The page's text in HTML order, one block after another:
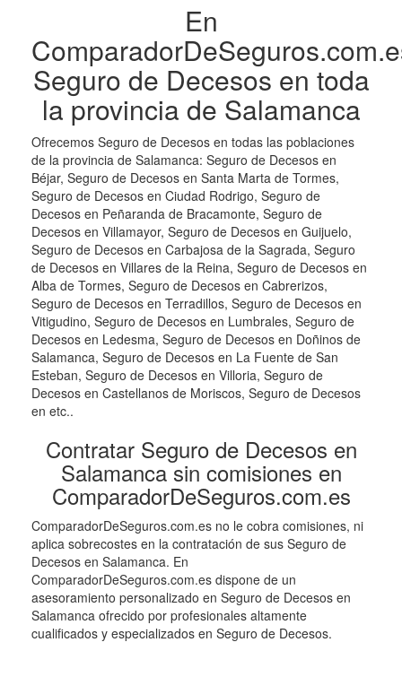
En
Seguro de Decesos en toda
la provincia de Salamanca
Ofrecemos Seguro de Decesos en todas las poblaciones
de la provincia de Salamanca: Seguro de Decesos en
Béjar, Seguro de Decesos en Santa Marta de Tormes,
Seguro de Decesos en Ciudad Rodrigo, Seguro de
Decesos en Peñaranda de Bracamonte, Seguro de
Decesos en Villamayor, Seguro de Decesos en Guijuelo,
Seguro de Decesos en Carbajosa de la Sagrada, Seguro
de Decesos en Villares de la Reina, Seguro de Decesos en
Alba de Tormes, Seguro de Decesos en Cabrerizos,
Seguro de Decesos en Terradillos, Seguro de Decesos en
Vitigudino, Seguro de Decesos en Lumbrales, Seguro de
Decesos en Ledesma, Seguro de Decesos en Doñinos de
Salamanca, Seguro de Decesos en La Fuente de San
Esteban, Seguro de Decesos en Villoria, Seguro de
Decesos en Castellanos de Moriscos, Seguro de Decesos
en etc..
Contratar Seguro de Decesos en
Salamanca sin comisiones en
ComparadorDeSeguros.com.es
ComparadorDeSeguros.com.es no le cobra comisiones, ni
aplica sobrecostes en la contratación de sus Seguro de
Decesos en Salamanca. En
ComparadorDeSeguros.com.es dispone de un
asesoramiento personalizado en Seguro de Decesos en
Salamanca ofrecido por profesionales altamente
cualificados y especializados en Seguro de Decesos.